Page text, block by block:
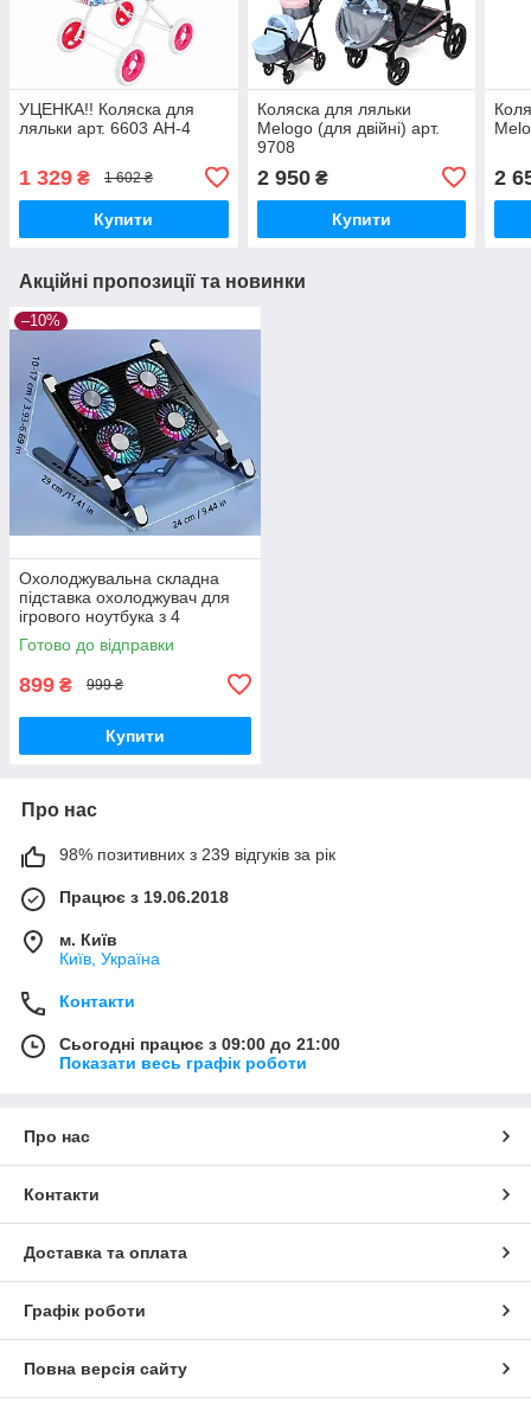
УЦЕНКА!! Коляска для
ляльки арт. 6603 AH-4
1 329 ₴ 1 602 ₴
Купити
Коляска для ляльки
Melogo (для двійні) арт.
9708
2 950₴
Купити
2
Акційні пропозиції та новинки
–10%
Охолоджувальна складна
підставка охолоджувач для
ігрового ноутбука з 4
вентиляторами
Готово до відправки
899 ₴ 999 ₴
Купити
Про нас
98% позитивних з 239 відгуків за рік
Працює з 19.06.2018
м. Київ
Київ, Україна
Контакти
Сьогодні працює з 09:00 до 21:00
Показати весь графік роботи
Про нас
Контакти
Доставка та оплата
Графік роботи
Повна версія сайту